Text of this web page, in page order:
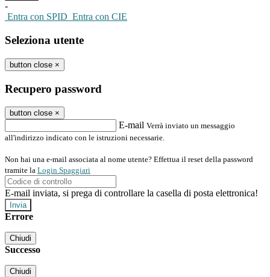
-
Entra con SPID Entra con CIE
Seleziona utente
button close ×
Recupero password
button close ×
E-mail Verrà inviato un messaggio
all'indirizzo indicato con le istruzioni necessarie.
Non hai una e-mail associata al nome utente? Effettua il reset della password
tramite la Login Spaggiari
E-mail inviata, si prega di controllare la casella di posta elettronica!
Errore
Chiudi
Successo
Chiudi